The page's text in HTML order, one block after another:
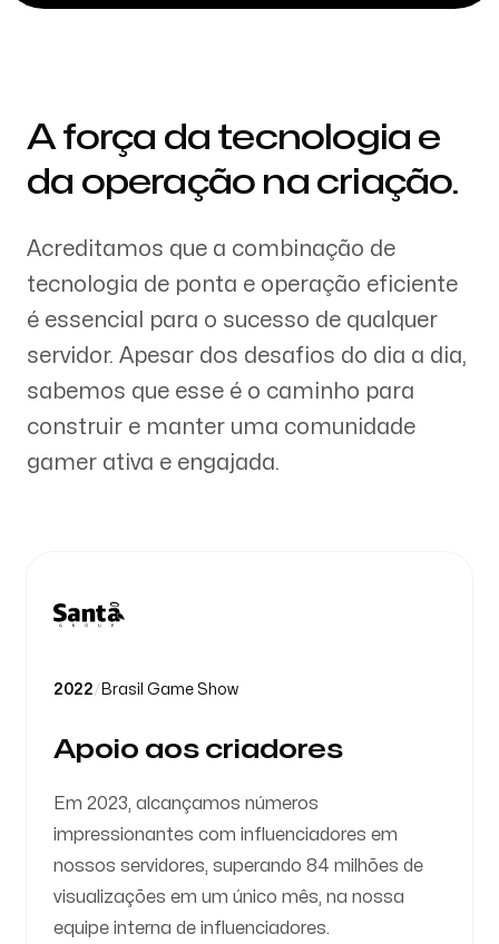
A força da tecnologia e
da operação na criação.
Acreditamos que a combinação de
tecnologia de ponta e operação eficiente
é essencial para o sucesso de qualquer
servidor. Apesar dos desafios do dia a dia,
sabemos que esse é o caminho para
construir e manter uma comunidade
gamer ativa e engajada.
2022/ Brasil Game Show
Apoio aos criadores
Em 2023, alcançamos números
impressionantes com influenciadores em
nossos servidores, superando 84 milhões de
visualizações em um único mês, na nossa
equipe interna de influenciadores.